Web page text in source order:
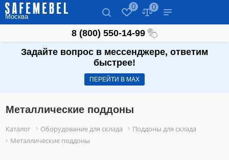
Москва
0 0
8 (800) 550-14-99
Задайте вопрос в мессенджере, ответим
быстрее!
ПЕРЕЙТИ В МАХ
Металлические поддоны
Каталог Оборудование для склада
Поддоны для склада
Металлические поддоны